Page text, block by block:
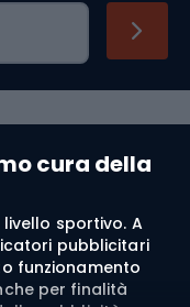
cura della
sportivo. A
pubblicitari
funzionamento
per finalità